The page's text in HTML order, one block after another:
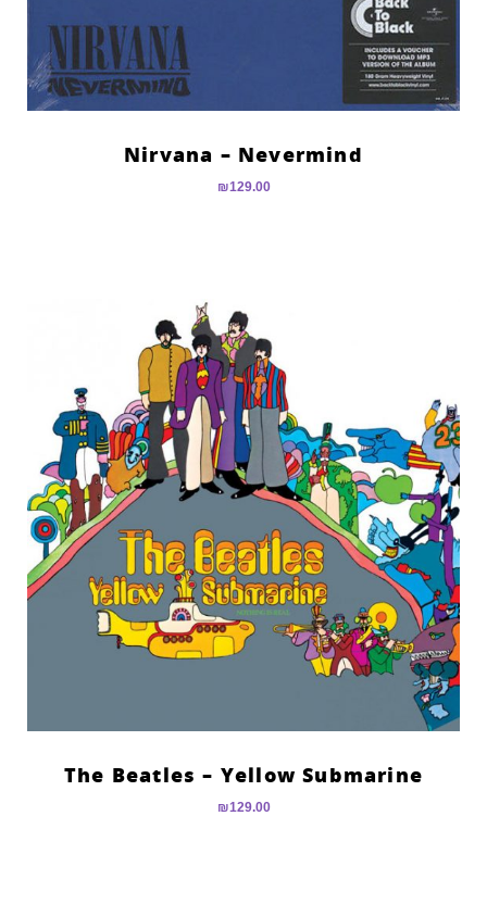
Nirvana – Nevermind
₪129.00
The Beatles – Yellow Submarine
₪129.00